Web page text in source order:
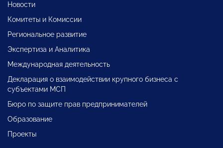
Новости
Комитеты и Комиссии
Региональное развитие
Экспертиза и Аналитика
Международная деятельность
Декларация о взаимодействии крупного бизнеса с
субъектами МСП
Бюро по защите прав предпринимателей
Образование
Проекты